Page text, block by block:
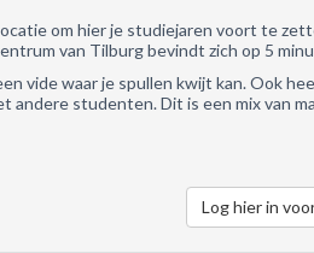
om hier je studiejaren voort te
van Tilburg bevindt zich op 5
vide waar je spullen kwijt kan. Ook
andere studenten. Dit is een mix van
Log hier in